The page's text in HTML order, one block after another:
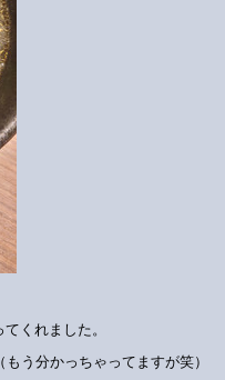
くれました。
う分かっちゃってますが笑）